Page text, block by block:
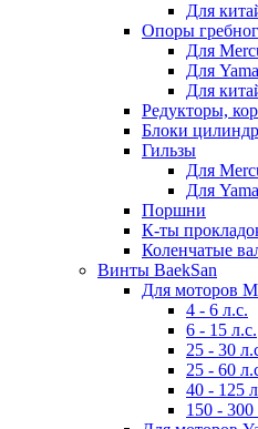
Для
Опоры
Для
Для
Для
Редукторы,
Блоки
Гильзы
Для
Для
Поршни
К-ты
Коленчатые
Винты BaekSan
Для моторов
4 - 6 л.с.
6 - 15 л.с.
25 - 30
25 - 60
40 - 125
150 -